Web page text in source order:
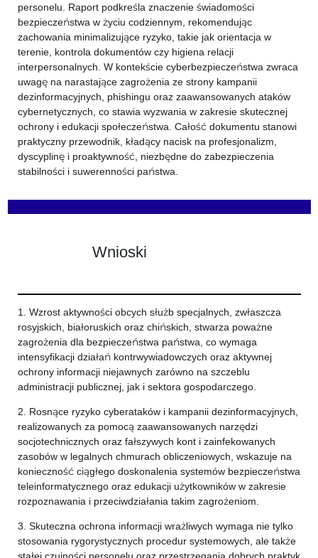
personelu. Raport podkreśla znaczenie świadomości
bezpieczeństwa w życiu codziennym, rekomendując
zachowania minimalizujące ryzyko, takie jak orientacja w
terenie, kontrola dokumentów czy higiena relacji
interpersonalnych. W kontekście cyberbezpieczeństwa zwraca
uwagę na narastające zagrożenia ze strony kampanii
dezinformacyjnych, phishingu oraz zaawansowanych ataków
cybernetycznych, co stawia wyzwania w zakresie skutecznej
ochrony i edukacji społeczeństwa. Całość dokumentu stanowi
praktyczny przewodnik, kładący nacisk na profesjonalizm,
dyscyplinę i proaktywność, niezbędne do zabezpieczenia
stabilności i suwerenności państwa.
Wnioski
1. Wzrost aktywności obcych służb specjalnych, zwłaszcza
rosyjskich, białoruskich oraz chińskich, stwarza poważne
zagrożenia dla bezpieczeństwa państwa, co wymaga
intensyfikacji działań kontrwywiadowczych oraz aktywnej
ochrony informacji niejawnych zarówno na szczeblu
administracji publicznej, jak i sektora gospodarczego.
2. Rosnące ryzyko cyberataków i kampanii dezinformacyjnych,
realizowanych za pomocą zaawansowanych narzędzi
socjotechnicznych oraz fałszywych kont i zainfekowanych
zasobów w legalnych chmurach obliczeniowych, wskazuje na
konieczność ciągłego doskonalenia systemów bezpieczeństwa
teleinformatycznego oraz edukacji użytkowników w zakresie
rozpoznawania i przeciwdziałania takim zagrożeniom.
3. Skuteczna ochrona informacji wrażliwych wymaga nie tylko
stosowania rygorystycznych procedur systemowych, ale także